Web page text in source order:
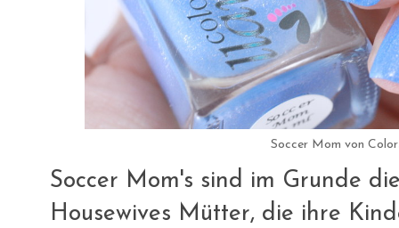
Soccer Mom von
Soccer Mom's sind im Grunde
Housewives Mütter, die ihre